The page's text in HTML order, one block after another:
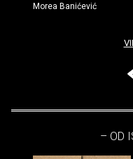
Morea Banićević
– OD